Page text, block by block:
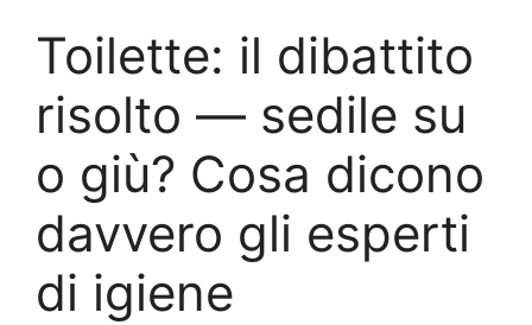
Toilette: il dibattito
risolto — sedile su
o giù? Cosa dicono
davvero gli esperti
di igiene